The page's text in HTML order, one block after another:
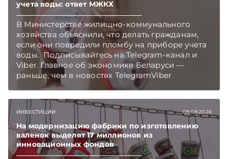
учета воды: ответ МЖКХ
В Министерстве жилищно-коммунального
хозяйства объяснили, что делать гражданам,
если они повредили пломбу на приборе учета
воды. Подписывайтесь на Telegram‑канал и
Viber. Главное об экономике Беларуси —
раньше, чем в новостях TelegramViber
ИНВЕСТИЦИИ 08.08.2026
На модернизацию фабрики по изготовлению
валенок выделят 17 миллионов из
инновационных фондов